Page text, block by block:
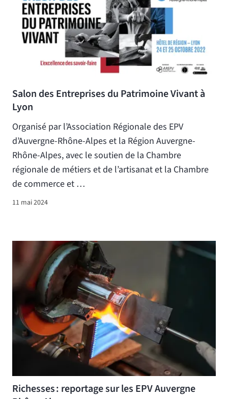
Salon des Entreprises du Patrimoine Vivant à
Lyon
Organisé par l’Association Régionale des EPV
d’Auvergne-Rhône-Alpes et la Région Auvergne-
Rhône-Alpes, avec le soutien de la Chambre
régionale de métiers et de l’artisanat et la Chambre
de commerce et …
11 mai 2024
Richesses : reportage sur les EPV Auvergne